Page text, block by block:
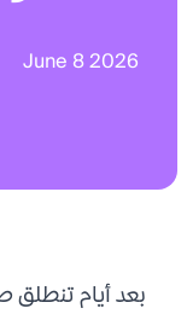
June 8 2026